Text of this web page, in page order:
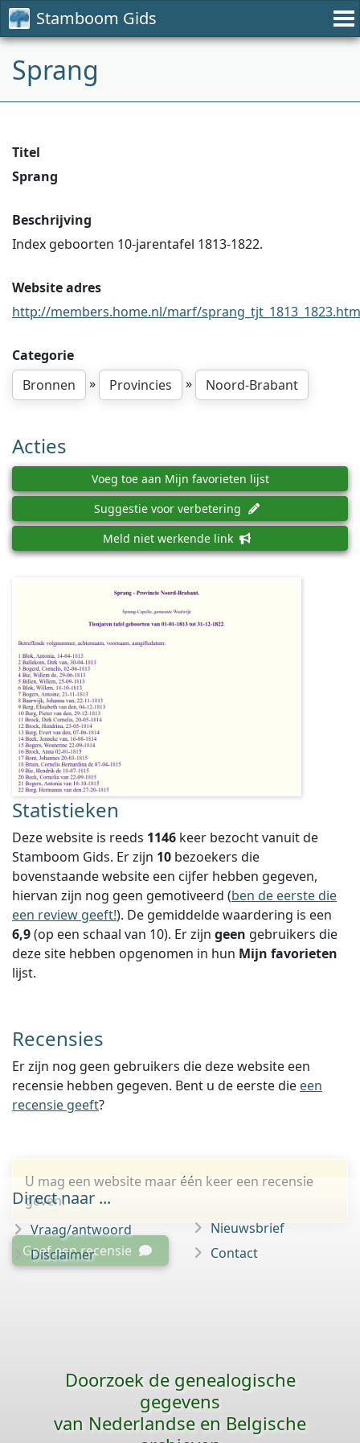
Stamboom Gids
Sprang
Titel
Sprang
Beschrijving
Index geboorten 10-jarentafel 1813-1822.
Website adres
http://members.home.nl/marf/
Categorie
Bronnen
» Provincies » Noord-Brabant
Acties
Voeg toe aan Mijn favorieten lijst
Suggestie voor verbetering
Meld niet werkende link
Statistieken
Deze website is reeds 1146 keer bezocht vanuit de
Stamboom Gids. Er zijn 10 bezoekers die
bovenstaande website een cijfer hebben gegeven,
hiervan zijn nog geen gemotiveerd (ben de eerste die
een review geeft!). De gemiddelde waardering is een
6,9(op een schaal van 10). Er zijn geen gebruikers die
deze site hebben opgenomen in hun Mijn favorieten
lijst.
Recensies
Er zijn nog geen gebruikers die deze website een
recensie hebben gegeven. Bent u de eerste die een
recensie geeft?
U mag een website maar één keer een recensie
geven.
Geef een recensie
Direct naar ...
Vraag/antwoord
Disclaimer
Nieuwsbrief
Contact
Doorzoek de genealogische
gegevens
van Nederlandse en Belgische